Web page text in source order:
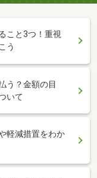
こと3つ！重視
う
う？金額の目
いて
軽減措置をわか